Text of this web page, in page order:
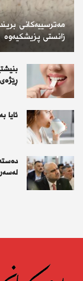
مەترسییەکانی
زانستی پزیشکیەوە
ڕێژەی
ئايا
لەسەر مادەی